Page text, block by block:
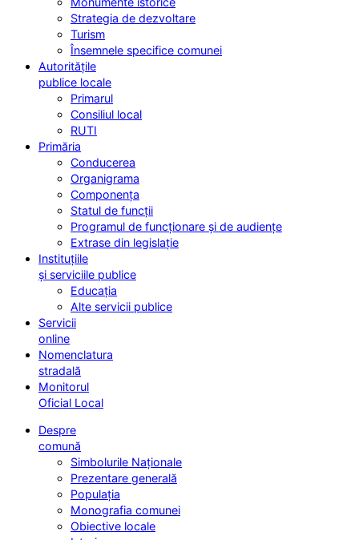
Strategia de dezvoltare
Turism
Însemnele specifice comunei
Autoritățile
publice locale
Primarul
Consiliul local
RUTI
Primăria
Conducerea
Organigrama
Componența
Statul de funcții
Programul de funcționare și de audiențe
Extrase din legislație
Instituțiile
și serviciile publice
Educația
Alte servicii publice
Servicii
online
Nomenclatura
stradală
Monitorul
Oficial Local
Despre
comună
Simbolurile Naționale
Prezentare generală
Populația
Monografia comunei
Obiective locale